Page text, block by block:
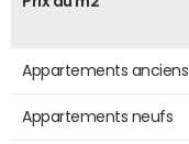
Appartements anciens
Appartements neufs